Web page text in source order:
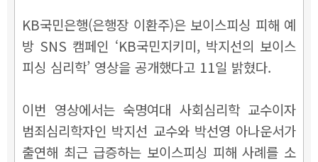
KB국민은행(은행장 이환주)은 보이스피싱 피해 예
방 SNS 캠페인 ‘KB국민지키미, 박지선의 보이스
피싱 심리학’ 영상을 공개했다고 11일 밝혔다.
이번 영상에서는 숙명여대 사회심리학 교수이자
범죄심리학자인 박지선 교수와 박선영 아나운서가
출연해 최근 급증하는 보이스피싱 피해 사례를 소